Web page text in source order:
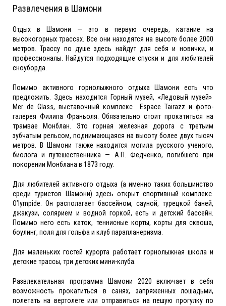
Развлечения в Шамони
Отдых в Шамони — это в первую очередь, катание на
высокогорных трассах. Все они находятся на высоте более 2000
метров. Трассу по душе здесь найдут для себя и новички, и
профессионалы. Найдутся подходящие спуски и для любителей
сноуборда.
Помимо активного горнолыжного отдыха Шамони есть что
предложить. Здесь находится Горный музей, «Ледовый музей»
Mer de Glass, выставочный комплекс Espace Tairazz и фото-
галерея Филипа Франьоля. Обязательно стоит прокатиться на
трамвае Монблан. Это горная железная дорога с третьим
зубчатым рельсом, поднимающаяся на высоту более двух тысяч
метров. В Шамони также находится могила русского ученого,
биолога и путешественника — А.П. Федченко, погибшего при
покорении Монблана в 1873 году.
Для любителей активного отдыха (а именно таких большинство
среди туристов Шамони) здесь открыт спортивный комплекс
O’lympide. Он располагает бассейном, сауной, турецкой баней,
джакузи, солярием и водной горкой, есть и детский бассейн.
Помимо него есть каток, теннисные корты, корты для сквоша,
боулинг, поля для гольфа и клуб парапланеризма.
Для маленьких гостей курорта работает горнолыжная школа и
детские трассы, три детских мини-клуба.
Развлекательная программа Шамони 2020 включает в себя
возможность прокатиться в санях, запряженных лошадьми,
полетать на вертолете или отправиться на пешую прогулку по